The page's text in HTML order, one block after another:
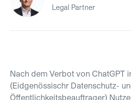
Legal Partner
Nach dem Verbot von ChatGPT
(Eidgenössischr Datenschutz-
Öffentlichkeitsbeauftrager)